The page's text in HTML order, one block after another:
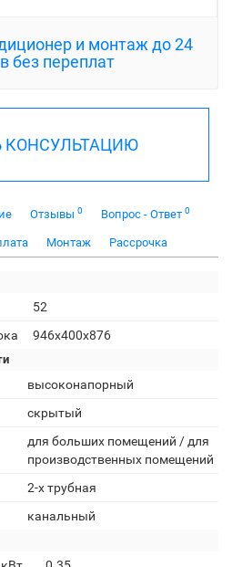
и монтаж до 24
без переплат
КОНСУЛЬТАЦИЮ
Отзывы 0 Вопрос - Ответ 0
Монтаж Рассрочка
52
946x400x876
высоконапорный
скрытый
для больших помещений / для
производственных помещений
2-х трубная
канальный